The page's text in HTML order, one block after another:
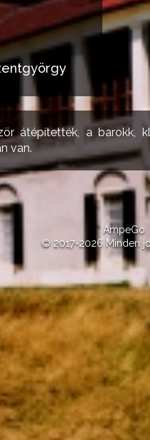
átépítették, a barokk,
van.
AmpeGo
© 2017-2026 Minden